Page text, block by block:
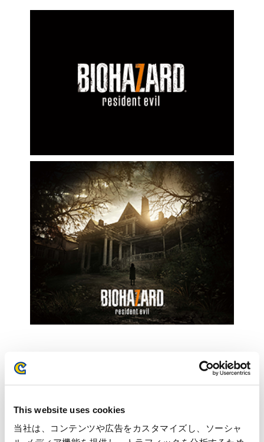
This website uses cookies
当社は、コンテンツや広告をカスタマイズし、ソーシャ
本件に関するお問い合わせ先
マスコミ・投資家様向けお問い合わせ先